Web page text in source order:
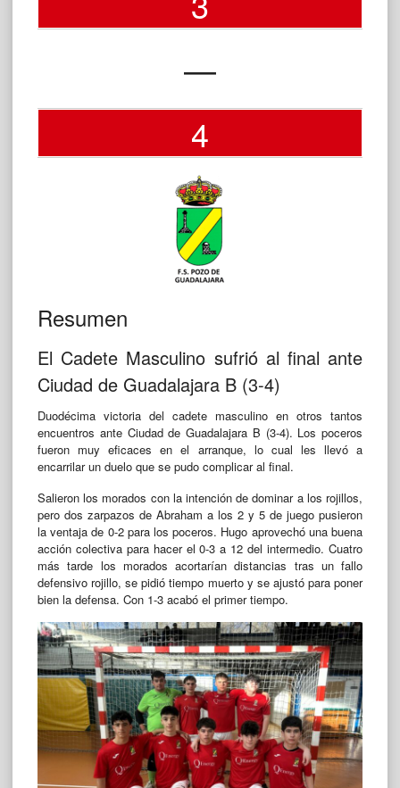
—
4
Resumen
El Cadete Masculino sufrió al final ante
Ciudad de Guadalajara B (3-4)
Duodécima victoria del cadete masculino en otros tantos
encuentros ante Ciudad de Guadalajara B (3-4). Los poceros
fueron muy eficaces en el arranque, lo cual les llevó a
encarrilar un duelo que se pudo complicar al final.
Salieron los morados con la intención de dominar a los rojillos,
pero dos zarpazos de Abraham a los 2 y 5 de juego pusieron
la ventaja de 0-2 para los poceros. Hugo aprovechó una buena
acción colectiva para hacer el 0-3 a 12 del intermedio. Cuatro
más tarde los morados acortarían distancias tras un fallo
defensivo rojillo, se pidió tiempo muerto y se ajustó para poner
bien la defensa. Con 1-3 acabó el primer tiempo.